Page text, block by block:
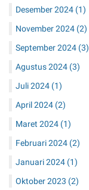
Desember 2024 (1)
November 2024 (2)
September 2024 (3)
Agustus 2024 (3)
Juli 2024 (1)
April 2024 (2)
Maret 2024 (1)
Februari 2024 (2)
Januari 2024 (1)
Oktober 2023 (2)